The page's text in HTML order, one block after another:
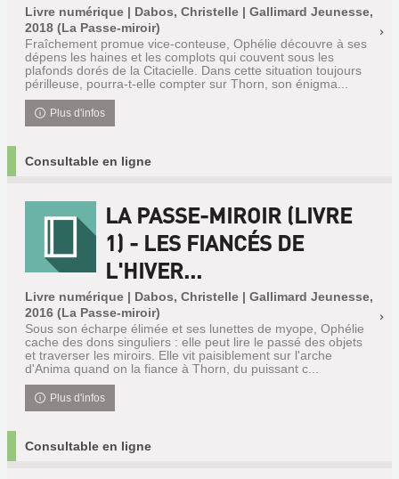
Livre numérique | Dabos, Christelle | Gallimard Jeunesse,
2018 (La Passe-miroir)
Fraîchement promue vice-conteuse, Ophélie découvre à ses
dépens les haines et les complots qui couvent sous les
plafonds dorés de la Citacielle. Dans cette situation toujours
périlleuse, pourra-t-elle compter sur Thorn, son énigma...
Plus d'infos
Consultable en ligne
LA PASSE-MIROIR (LIVRE
1) - LES FIANCÉS DE
L'HIVER...
Livre numérique | Dabos, Christelle | Gallimard Jeunesse,
2016 (La Passe-miroir)
Sous son écharpe élimée et ses lunettes de myope, Ophélie
cache des dons singuliers : elle peut lire le passé des objets
et traverser les miroirs. Elle vit paisiblement sur l'arche
d'Anima quand on la fiance à Thorn, du puissant c...
Plus d'infos
Consultable en ligne